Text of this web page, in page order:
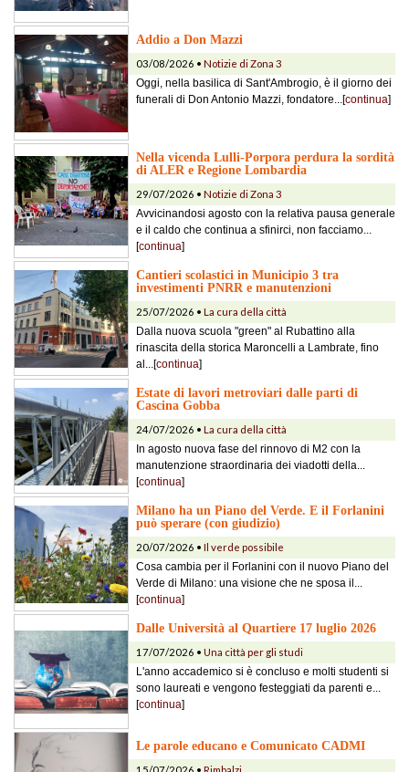
Addio a Don Mazzi
03/08/2026 • Notizie di Zona 3
Oggi, nella basilica di Sant'Ambrogio, è il giorno dei
funerali di Don Antonio Mazzi, fondatore...[continua]
Nella vicenda Lulli-Porpora perdura la sordità
di ALER e Regione Lombardia
29/07/2026 • Notizie di Zona 3
Avvicinandosi agosto con la relativa pausa generale
e il caldo che continua a sfinirci, non facciamo...
[continua]
Cantieri scolastici in Municipio 3 tra
investimenti PNRR e manutenzioni
25/07/2026 • La cura della città
Dalla nuova scuola "green" al Rubattino alla
rinascita della storica Maroncelli a Lambrate, fino
al...[continua]
Estate di lavori metroviari dalle parti di
Cascina Gobba
24/07/2026 • La cura della città
In agosto nuova fase del rinnovo di M2 con la
manutenzione straordinaria dei viadotti della...
[continua]
Milano ha un Piano del Verde. E il Forlanini
può sperare (con giudizio)
20/07/2026 • Il verde possibile
Cosa cambia per il Forlanini con il nuovo Piano del
Verde di Milano: una visione che ne sposa il...
[continua]
Dalle Università al Quartiere 17 luglio 2026
17/07/2026 • Una città per gli studi
L'anno accademico si è concluso e molti studenti si
sono laureati e vengono festeggiati da parenti e...
[continua]
Le parole educano e Comunicato CADMI
15/07/2026 • Rimbalzi